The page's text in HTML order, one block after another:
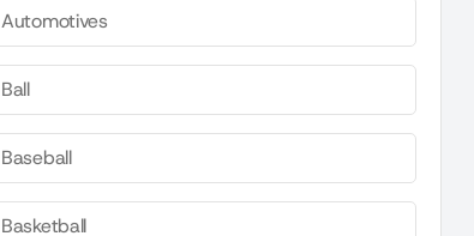
Automotives
Ball
Baseball
Basketball